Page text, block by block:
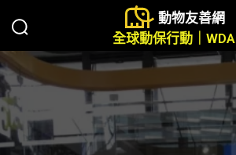
動物友善網
全球動保行動｜WDA